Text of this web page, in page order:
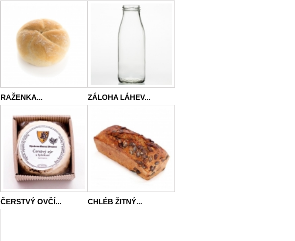
RAŽENKA... ZÁLOHA LÁHEV...
ČERSTVÝ OVČÍ... CHLÉB ŽITNÝ...